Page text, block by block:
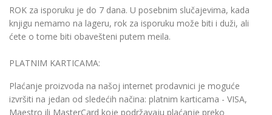
ROK za isporuku je do 7 dana. U posebnim slučajevima, kada
knjigu nemamo na lageru, rok za isporuku može biti i duži, ali
ćete o tome biti obavešteni putem meila.
PLATNIM KARTICAMA:
Plaćanje proizvoda na našoj internet prodavnici je moguće
izvršiti na jedan od sledećih načina: platnim karticama - VISA,
Maestro ili MasterCard koje podržavaju plaćanje preko